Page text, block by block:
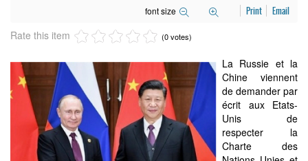
font size Print Email
Rate this item (0 votes)
La Russie et la
Chine viennent
de demander par
écrit aux Etats-
Unis de
respecter la
Charte des